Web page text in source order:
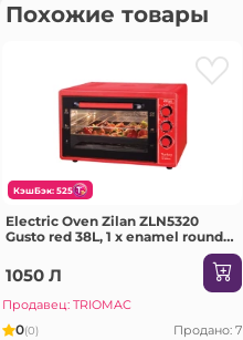
Похожие товары
КэшБэк: 525
Electric Oven Zilan ZLN5320
Gusto red 38L, 1 x enamel round
1050 Л
Продавец: TRIOMAC
0(0) Продано: 7